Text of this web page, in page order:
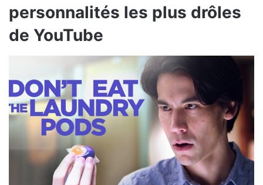
personnalités les plus drôles
de YouTube